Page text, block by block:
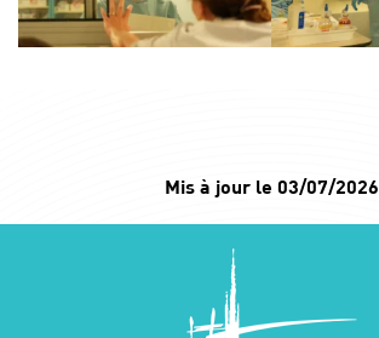
Mis à jour le 03/07/2026